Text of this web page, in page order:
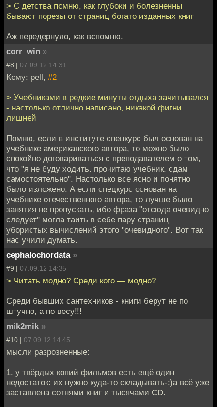
> С детства помню, как глубоки и болезненны
бывают порезы от страниц богато изданных книг
Аж передернуло, как вспомню.
corr_win »
#8 | 07.09.12 14:31
Кому: pell, #2
> Учебниками в редкие минуты отдыха зачитывался
- настолько отлично написано, никакой фигни
лишней
Помню, если в институте спецкурс был основан на
учебнике американского автора, то можно было
спокойно договариваться с преподавателем о том,
что "я не буду ходить, прочитаю учебник, сдам
самостоятельно". Настолько все ясно и понятно
было изложено. А если спецкурс основан на
учебнике отечественного автора, то лучше было
занятия не пропускать, ибо фраза "отсюда очевидно
следует" могла таить в себе пару страниц
убористых вычислений этого "очевидного". Вот так
нас учили думать.
cephalochordata »
#9 | 07.09.12 14:35
> Читать модно? Среди кого — модно?
Среди бывших сантехников - книги берут не по
штучно, а по весу!!!
mik2mik »
#10 | 07.09.12 14:45
мысли разрозненные:
1. у твёрдых копий фильмов есть ещё один
недостаток: их нужно куда-то складывать-:)а всё уже
заставлена сотнями книг и тысячами CD.